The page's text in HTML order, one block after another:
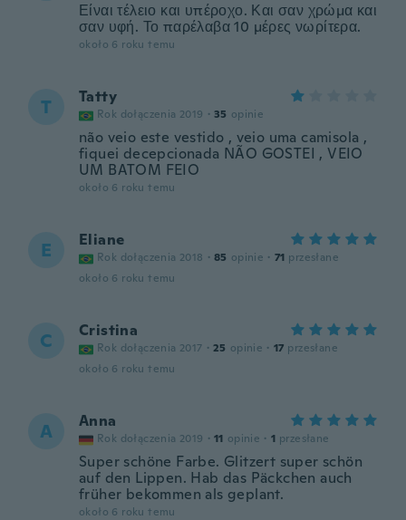
Είναι τέλειο και υπέροχο. Και σαν χρώμα και
σαν υφή. Το παρέλαβα 10 μέρες νωρίτερα.
około 6 roku temu
T Tatty
Rok dołączenia 2019 · 35 opinie
não veio este vestido , veio uma camisola ,
fiquei decepcionada NÃO GOSTEI , VEIO
UM BATOM FEIO
około 6 roku temu
E Eliane
Rok dołączenia 2018 · 85 opinie · 71 przesłane
około 6 roku temu
C Cristina
Rok dołączenia 2017 · 25 opinie · 17 przesłane
około 6 roku temu
A Anna
Rok dołączenia 2019 · 11 opinie · 1 przesłane
Super schöne Farbe. Glitzert super schön
auf den Lippen. Hab das Päckchen auch
früher bekommen als geplant.
około 6 roku temu